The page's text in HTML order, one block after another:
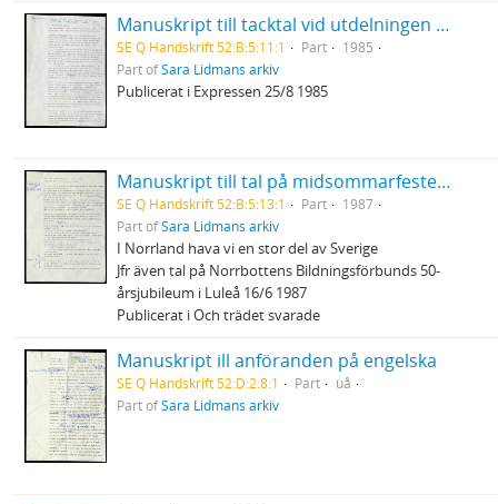
Manuskript till tacktal vid utdelningen av Selma Lagerlöfs litteraturpris
SE Q Handskrift 52:B:5:11:1 Part
1985
Part ofSara Lidmans arkiv
Publicerat i Expressen 25/8 1985
Manuskript till tal på midsommarfesten i Burträsk
SE Q Handskrift 52:B:5:13:1 Part
1987
Part ofSara Lidmans arkiv
I Norrland hava vi en stor del av Sverige
Jfr även tal på Norrbottens Bildningsförbunds 50-
årsjubileum i Luleå 16/6 1987
Publicerat i Och trädet svarade
Manuskript ill anföranden på engelska
SE Q Handskrift 52:D:2:8:1 Part
uå
Part ofSara Lidmans arkiv